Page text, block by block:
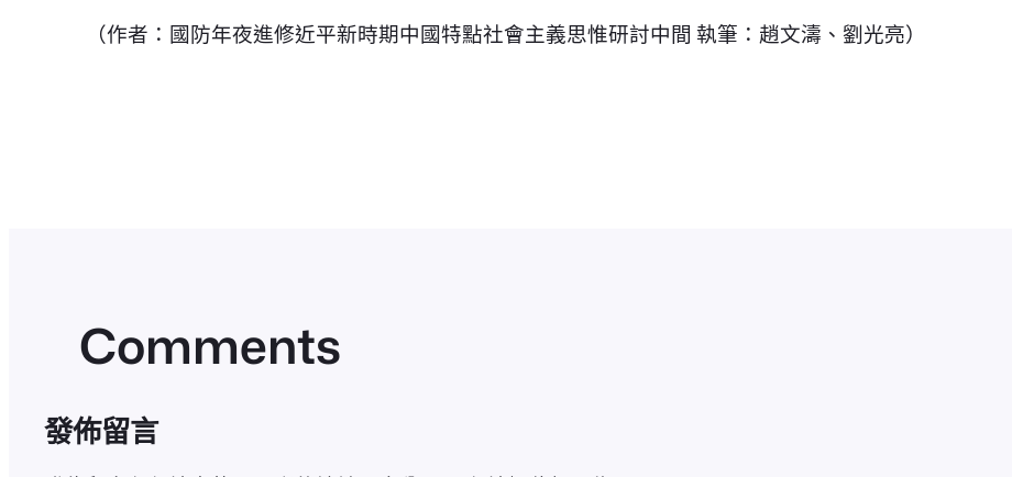
（作者：國防年夜進修近平新時期中國特點社會主義思惟研討中間 執筆：趙文濤、劉光亮）
Comments
發佈留言